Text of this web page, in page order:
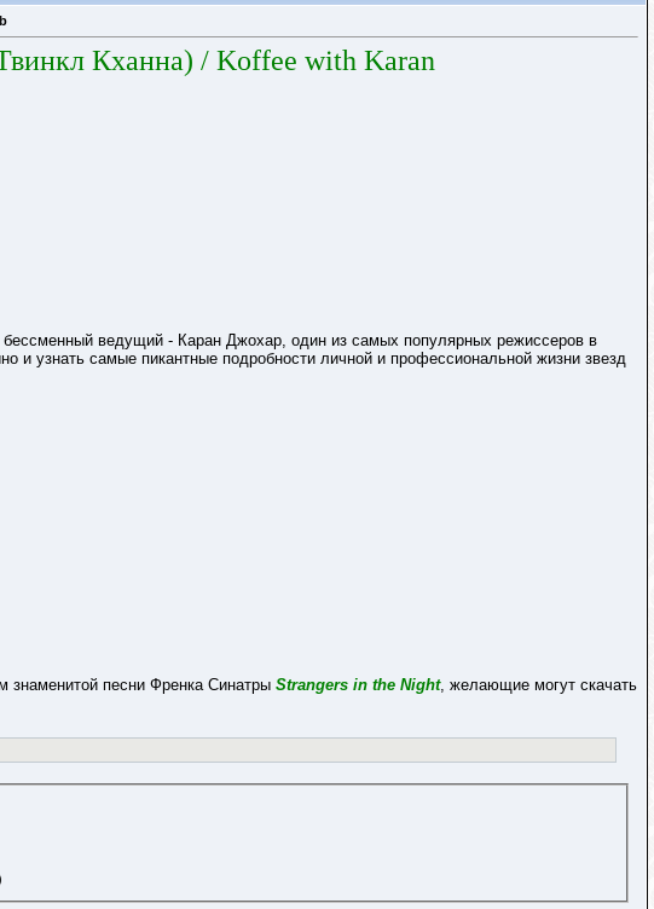
Кханна) / Koffee with Karan
ведущий - Каран Джохар, один из самых популярных режиссеров в
и узнать самые пикантные подробности личной и профессиональной жизни звезд
знаменитой песни Френка Синатры Strangers in the Night, желающие могут скачать